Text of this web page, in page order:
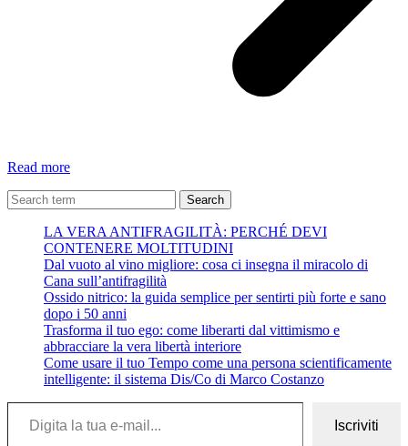
Read moreCome
uno
Eugenio
Finardi
Search
LA VERA ANTIFRAGILITÀ: PERCHÉ DEVI
CONTENERE MOLTITUDINI
Dal vuoto al vino migliore: cosa ci insegna il miracolo di
Cana sull’antifragilità
Ossido nitrico: la guida semplice per sentirti più forte e sano
dopo i 50 anni
Trasforma il tuo ego: come liberarti dal vittimismo e
abbracciare la vera libertà interiore
Come usare il tuo Tempo come una persona scientificamente
intelligente: il sistema Dis/Co di Marco Costanzo
Digita la tua e-mail...
Iscriviti